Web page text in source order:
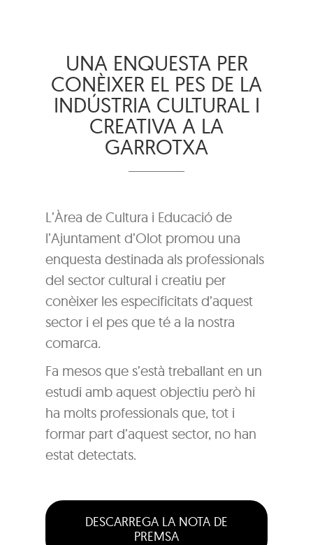
UNA ENQUESTA PER
CONÈIXER EL PES DE LA
INDÚSTRIA CULTURAL I
CREATIVA A LA
GARROTXA
L’Àrea de Cultura i Educació de
l’Ajuntament d’Olot promou una
enquesta destinada als professionals
del sector cultural i creatiu per
conèixer les especificitats d’aquest
sector i el pes que té a la nostra
comarca.
Fa mesos que s’està treballant en un
estudi amb aquest objectiu però hi
ha molts professionals que, tot i
formar part d’aquest sector, no han
estat detectats.
DESCARREGA LA NOTA DE
PREMSA